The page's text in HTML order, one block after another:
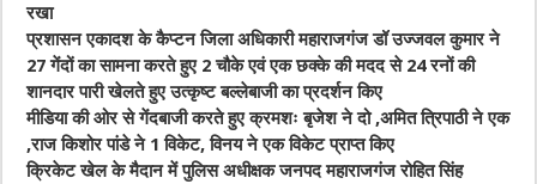
रखा
प्रशासन एकादश के कैप्टन जिला अधिकारी महाराजगंज डॉ उज्जवल कुमार ने
27 गेंदों का सामना करते हुए 2 चौके एवं एक छक्के की मदद से 24 रनों की
शानदार पारी खेलते हुए उत्कृष्ट बल्लेबाजी का प्रदर्शन किए
मीडिया की ओर से गेंदबाजी करते हुए क्रमशः बृजेश ने दो ,अमित त्रिपाठी ने एक
,राज किशोर पांडे ने 1 विकेट, विनय ने एक विकेट प्राप्त किए
क्रिकेट खेल के मैदान में पुलिस अधीक्षक जनपद महाराजगंज रोहित सिंह